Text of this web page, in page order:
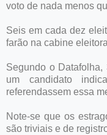
voto de nada menos
Seis em cada dez
farão na cabine
Segundo o
um candidato
referendassem essa
Note-se que os
são triviais e de